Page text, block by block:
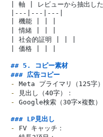
| 軸 | レビューから抽出し
|---|---|---|
| 機能 | | |
| 情緒 | | |
| 社会的証明 | | |
| 価格 | | |
## 5. コピー素材
### 広告コピー
-
-
-
Google検索（30字×複数）
### LP見出し
-